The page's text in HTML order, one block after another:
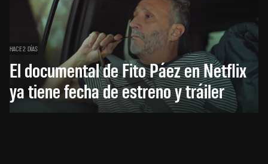
HACE 2 DÍAS
El documental de Fito Páez en Netflix
ya tiene fecha de estreno y tráiler